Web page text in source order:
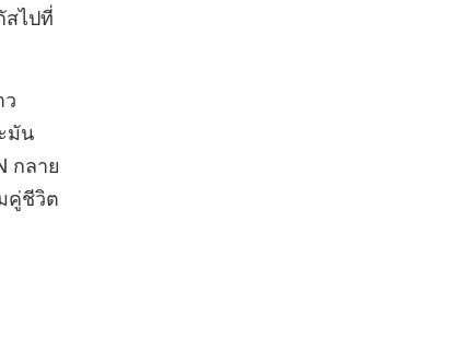
ไปที่
มัน
กลาย
คู่ชีวิต